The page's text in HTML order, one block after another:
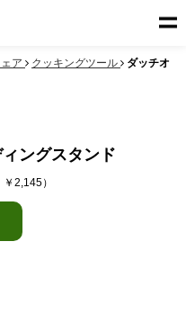
ア クッキングツール
ダッチオ
ングスタンド
￥2,145）